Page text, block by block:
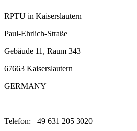
RPTU in Kaiserslautern
Paul-Ehrlich-Straße
Gebäude 11, Raum 343
67663 Kaiserslautern
GERMANY
Telefon: +49 631 205 3020